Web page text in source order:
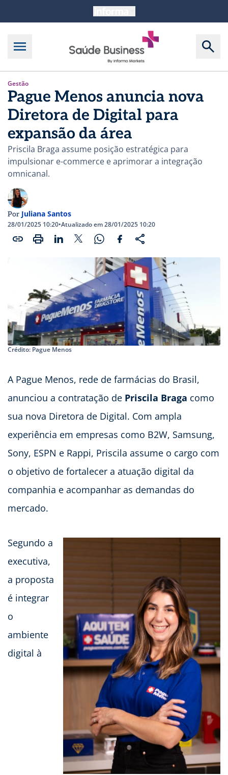
Gestão
Pague Menos anuncia nova
Diretora de Digital para
expansão da área
Priscila Braga assume posição estratégica para
impulsionar e-commerce e aprimorar a integração
omnicanal.
Por Juliana Santos
28/01/2025 10:20•Atualizado em 28/01/2025 10:20
Crédito: Pague Menos
A Pague Menos, rede de farmácias do Brasil,
anunciou a contratação de Priscila Braga como
sua nova Diretora de Digital. Com ampla
experiência em empresas como B2W, Samsung,
Sony, ESPN e Rappi, Priscila assume o cargo com
o objetivo de fortalecer a atuação digital da
companhia e acompanhar as demandas do
mercado.
Segundo a
executiva,
a proposta
é integrar
o
ambiente
digital à